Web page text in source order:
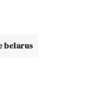
belarus